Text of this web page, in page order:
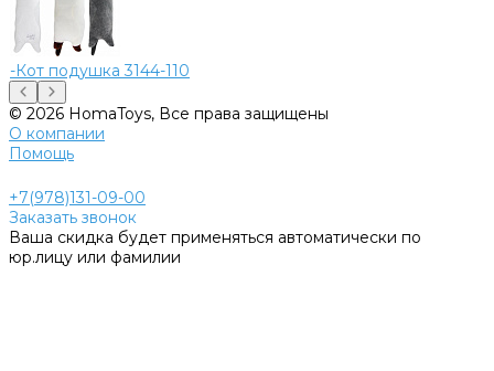
-Кот подушка 3144-110
© 2026 HomaToys, Все права защищены
О компании
Помощь
+7(978)131-09-00
Заказать звонок
Ваша скидка будет применяться автоматически по
юр.лицу или фамилии